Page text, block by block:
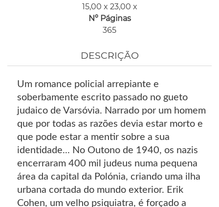
15,00 x 23,00 x
Nº Páginas
365
DESCRIÇÃO
Um romance policial arrepiante e
soberbamente escrito passado no gueto
judaico de Varsóvia. Narrado por um homem
que por todas as razões devia estar morto e
que pode estar a mentir sobre a sua
identidade... No Outono de 1940, os nazis
encerraram 400 mil judeus numa pequena
área da capital da Polónia, criando uma ilha
urbana cortada do mundo exterior. Erik
Cohen, um velho psiquiatra, é forçado a